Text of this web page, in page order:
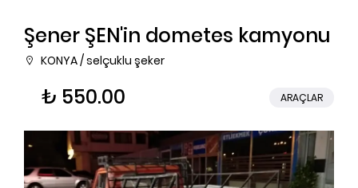
Şener ŞEN'in dometes kamyonu
KONYA / selçuklu şeker
₺ 550.00 ARAÇLAR